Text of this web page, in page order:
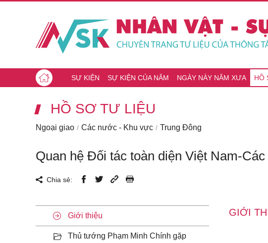
SỰ KIỆN SỰ KIỆN CỦA NĂM NGÀY NÀY NĂM XƯA HỒ
HỒ SƠ TƯ LIỆU
Ngoại giao Các nước - Khu vực Trung Đông
Quan hệ Đối tác toàn diện Việt Nam-
Chia sẻ:
Giới thiệu
Thủ tướng Phạm Minh Chính gặp
GIỚI